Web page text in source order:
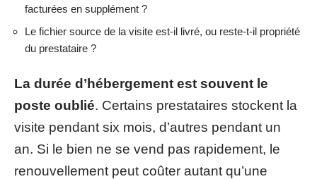
facturées en supplément ?
Le fichier source de la visite est-il livré, ou reste-t-il propriété
du prestataire ?
La durée d’hébergement est souvent le
poste oublié. Certains prestataires stockent la
visite pendant six mois, d’autres pendant un
an. Si le bien ne se vend pas rapidement, le
renouvellement peut coûter autant qu’une